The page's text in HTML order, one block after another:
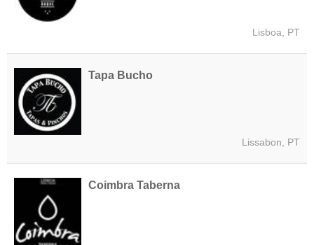
Lisboa, PT
Tapa Bucho
Lissabon, PT
Coimbra Taberna